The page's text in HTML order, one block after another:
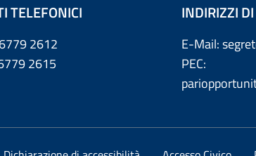
TELEFONICI
2612
2615
INDIRIZZI
E-Mail:
PEC: